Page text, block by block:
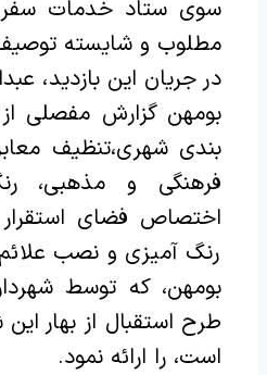
سوی ستاد خدمات سفر
مطلوب و شایسته
در جریان این بازدید،
بومهن گزارش مفصلی
بندی شهری،تنظیف
فرهنگی و مذهبی،
اختصاص فضای
رنگ آمیزی و نصب علائم
بومهن، که توسط
طرح استقبال از بهار
است، را ارائه نمود.‌